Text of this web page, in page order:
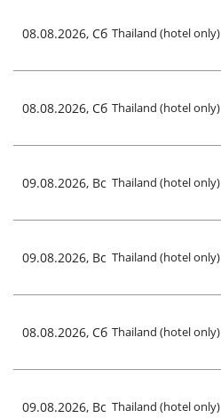
08.08.2026, Сб Thailand (hotel only)
08.08.2026, Сб Thailand (hotel only)
09.08.2026, Вс Thailand (hotel only)
09.08.2026, Вс Thailand (hotel only)
08.08.2026, Сб Thailand (hotel only)
09.08.2026, Вс Thailand (hotel only)